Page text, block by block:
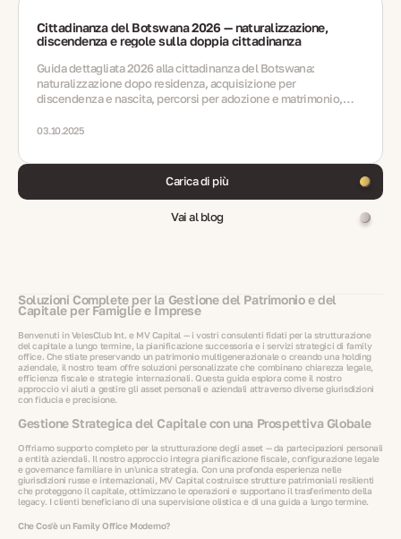
Cittadinanza del Botswana 2026 — naturalizzazione,
discendenza e regole sulla doppia cittadinanza
Guida dettagliata 2026 alla cittadinanza del Botswana:
naturalizzazione dopo residenza, acquisizione per
discendenza e nascita, percorsi per adozione e matrimonio,
e FAQ.
03.10.2025
Carica di più
Vai al blog
Soluzioni Complete per la Gestione del Patrimonio e del
Capitale per Famiglie e Imprese
Benvenuti in VelesClub Int. e MV Capital — i vostri consulenti fidati per la strutturazione
del capitale a lungo termine, la pianificazione successoria e i servizi strategici di family
office. Che stiate preservando un patrimonio multigenerazionale o creando una holding
aziendale, il nostro team offre soluzioni personalizzate che combinano chiarezza legale,
efficienza fiscale e strategie internazionali. Questa guida esplora come il nostro
approccio vi aiuti a gestire gli asset personali e aziendali attraverso diverse giurisdizioni
con fiducia e precisione.
Gestione Strategica del Capitale con una Prospettiva Globale
Offriamo supporto completo per la strutturazione degli asset — da partecipazioni personali
a entità aziendali. Il nostro approccio integra pianificazione fiscale, configurazione legale
e governance familiare in un'unica strategia. Con una profonda esperienza nelle
giurisdizioni russe e internazionali, MV Capital costruisce strutture patrimoniali resilienti
che proteggono il capitale, ottimizzano le operazioni e supportano il trasferimento della
legacy. I clienti beneficiano di una supervisione olistica e di una guida a lungo termine.
Che Cos'è un Family Office Moderno?